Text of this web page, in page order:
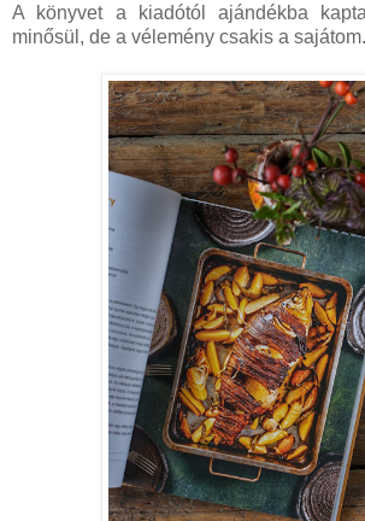
A könyvet a kiadótól ajándékba
minősül, de a vélemény csakis a sajátom.